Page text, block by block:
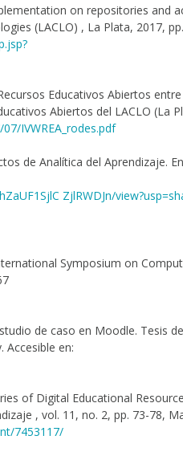
on repositories and
(LACLO) , La Plata, 2017,
Educativos Abiertos
Abiertos del LACLO (La
IVWREA_rodes.pdf
de Analítica del Aprendizaje.
ZjlRWDJn/
Symposium on
de caso en Moodle. Tesis
Accesible en:
of Digital Educational
, vol. 11, no. 2, pp. 73-78,
7453117/